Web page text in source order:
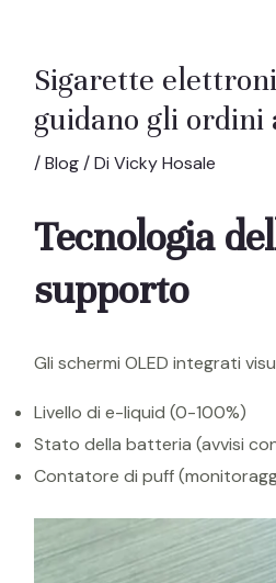
Sigarette
guidano gli ordini
/Blog/ Di Vicky Hosale
Tecnologia
supporto
Gli schermi OLED integrati
Livello di e-liquid (0-100%)
Stato della batteria (avvisi
Contatore di puff